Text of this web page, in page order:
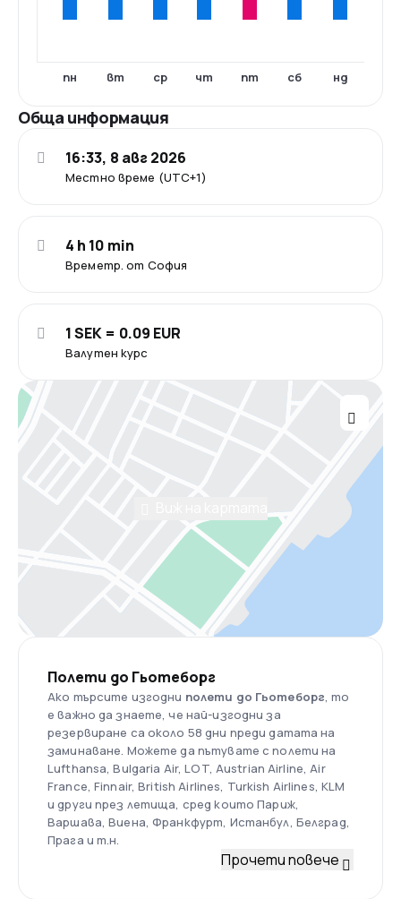
пн вт ср чт пт сб нд
Обща информация
Местно време (UTC+1)
16:33, 8 авг 2026
Времетр. от София
4 h 10 min
Валутен курс
1 SEK = 0.09 EUR
​​​​​​​Полети до Гьотеборг
Ако търсите изгодни полети до Гьотеборг, то
е важно да знаете, че най-изгодни за
резервиране са около 58 дни преди датата на
заминаване. Можете да пътувате с полети на
Lufthansa, Bulgaria Air, LOT, Austrian Airline, Air
France, Finnair, British Airlines, Turkish Airlines, KLM
и други през летища, сред които Париж,
Варшава, Виена, Франкфурт, Истанбул, Белград,
Прага и т.н.
Прочети повече